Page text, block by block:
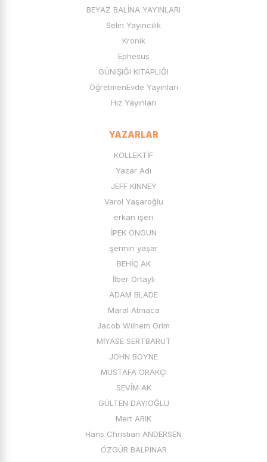
BEYAZ BALİNA YAYINLARI
Selin Yayıncılık
Kronik
Ephesus
GÜNIŞIĞI KITAPLIĞI
ÖğretmenEvde Yayınları
Hız Yayınları
YAZARLAR
KOLLEKTİF
Yazar Adı
JEFF KINNEY
Varol Yaşaroğlu
erkan işeri
İPEK ONGUN
şermin yaşar
BEHİÇ AK
İlber Ortaylı
ADAM BLADE
Maral Atmaca
Jacob Wılhem Grim
MİYASE SERTBARUT
JOHN BOYNE
MUSTAFA ORAKÇI
SEVİM AK
GÜLTEN DAYIOĞLU
Mert ARIK
Hans Chrıstıan ANDERSEN
ÖZGÜR BALPINAR